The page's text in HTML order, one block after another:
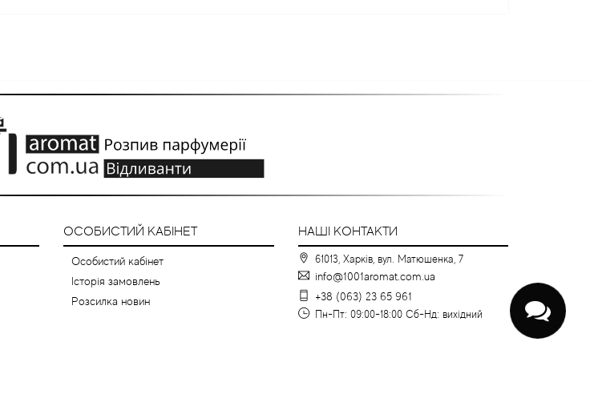
ОСОБИСТИЙ КАБІНЕТ
Особистий кабінет
Історія замовлень
Розсилка новин
НАШІ КОНТАКТИ
61013, Харків, вул. Матюшенка, 7
info@1001aromat.com.ua
+38 (063) 23 65 961
Пн-Пт: 09:00-18:00 Сб-Нд: вихідний